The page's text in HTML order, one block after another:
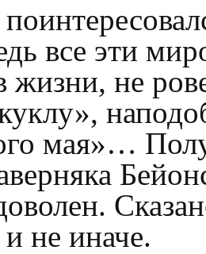
все эти
жизни, не
мая»…
не иначе.